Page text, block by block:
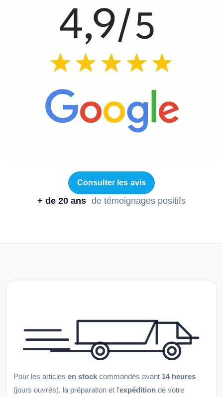
Consulter les avis
+ de 20 ans de témoignages positifs
Pour les articles en stock commandés avant 14 heures
(jours ouvrés), la préparation et l'expédition de votre